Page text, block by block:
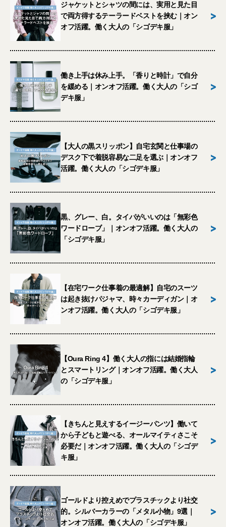
ジャケットとシャツの間には、実用と見た目
で両方得するテーラードベストを挟む｜オン
オフ活躍。働く大人の「シゴデキ服」
>
働き上手は休み上手。「香りと時計」で自分
を緩める｜オンオフ活躍。働く大人の「シゴ
デキ服」
>
【大人の黒スリッポン】自宅玄関と仕事場の
デスク下で着脱容易な二足を選ぶ｜オンオフ
活躍。働く大人の「シゴデキ服」
>
黒、グレー、白。タイパがいいのは「無彩色
ワードローブ」｜オンオフ活躍。働く大人の
「シゴデキ服」
>
【在宅ワーク仕事着の最適解】自宅のスーツ
は起き抜けパジャマ、時々カーディガン｜オ
ンオフ活躍。働く大人の「シゴデキ服」
>
【Oura Ring 4】働く大人の指には結婚指輪
とスマートリング｜オンオフ活躍。働く大人
の「シゴデキ服」
>
【きちんと見えするイージーパンツ】働いて
から子どもと遊べる、オールマイティさこそ
必要だ｜オンオフ活躍。働く大人の「シゴデ
キ服」
>
ゴールドより控えめでプラスチックより社交
的。シルバーカラーの「メタル小物」9選｜
オンオフ活躍。働く大人の「シゴデキ服」
>